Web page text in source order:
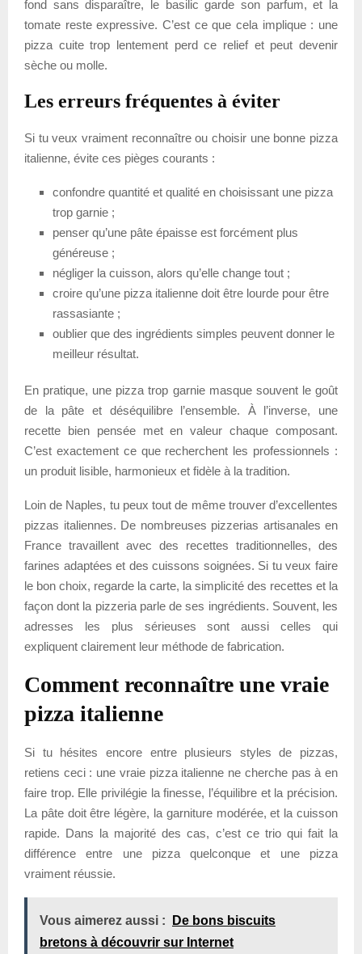
fond sans disparaître, le basilic garde son parfum, et la
tomate reste expressive. C’est ce que cela implique : une
pizza cuite trop lentement perd ce relief et peut devenir
sèche ou molle.
Les erreurs fréquentes à éviter
Si tu veux vraiment reconnaître ou choisir une bonne pizza
italienne, évite ces pièges courants :
confondre quantité et qualité en choisissant une pizza
trop garnie ;
penser qu’une pâte épaisse est forcément plus
généreuse ;
négliger la cuisson, alors qu’elle change tout ;
croire qu’une pizza italienne doit être lourde pour être
rassasiante ;
oublier que des ingrédients simples peuvent donner le
meilleur résultat.
En pratique, une pizza trop garnie masque souvent le goût
de la pâte et déséquilibre l’ensemble. À l’inverse, une
recette bien pensée met en valeur chaque composant.
C’est exactement ce que recherchent les professionnels :
un produit lisible, harmonieux et fidèle à la tradition.
Loin de Naples, tu peux tout de même trouver d’excellentes
pizzas italiennes. De nombreuses pizzerias artisanales en
France travaillent avec des recettes traditionnelles, des
farines adaptées et des cuissons soignées. Si tu veux faire
le bon choix, regarde la carte, la simplicité des recettes et la
façon dont la pizzeria parle de ses ingrédients. Souvent, les
adresses les plus sérieuses sont aussi celles qui
expliquent clairement leur méthode de fabrication.
Comment reconnaître une vraie
pizza italienne
Si tu hésites encore entre plusieurs styles de pizzas,
retiens ceci : une vraie pizza italienne ne cherche pas à en
faire trop. Elle privilégie la finesse, l’équilibre et la précision.
La pâte doit être légère, la garniture modérée, et la cuisson
rapide. Dans la majorité des cas, c’est ce trio qui fait la
différence entre une pizza quelconque et une pizza
vraiment réussie.
Vous aimerez aussi :
De bons biscuits
bretons à découvrir sur Internet